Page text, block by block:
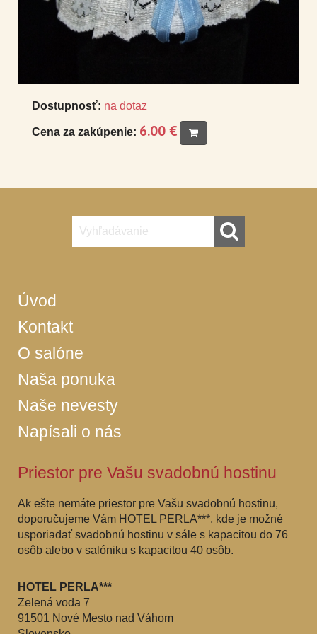
Dostupnosť: na dotaz
Cena za zakúpenie: 6.00 €
Úvod
Kontakt
O salóne
Naša ponuka
Naše nevesty
Napísali o nás
Priestor pre Vašu svadobnú hostinu
Ak ešte nemáte priestor pre Vašu svadobnú hostinu,
doporučujeme Vám HOTEL PERLA***, kde je možné
usporiadať svadobnú hostinu v sále s kapacitou do 76
osôb alebo v salóniku s kapacitou 40 osôb.
HOTEL PERLA***
Zelená voda 7
91501 Nové Mesto nad Váhom